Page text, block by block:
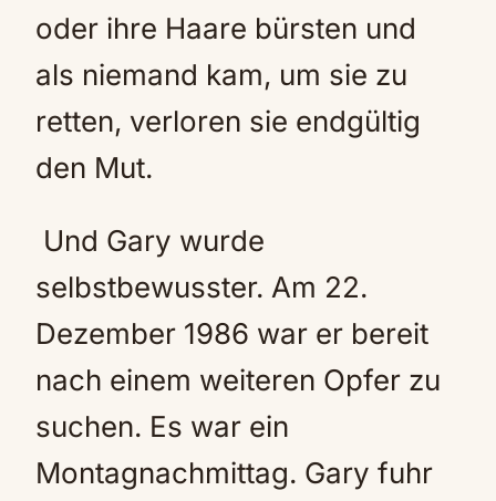
oder ihre Haare bürsten und
als niemand kam, um sie zu
retten, verloren sie endgültig
den Mut.
Und Gary wurde
selbstbewusster. Am 22.
Dezember 1986 war er bereit
nach einem weiteren Opfer zu
suchen. Es war ein
Montagnachmittag. Gary fuhr